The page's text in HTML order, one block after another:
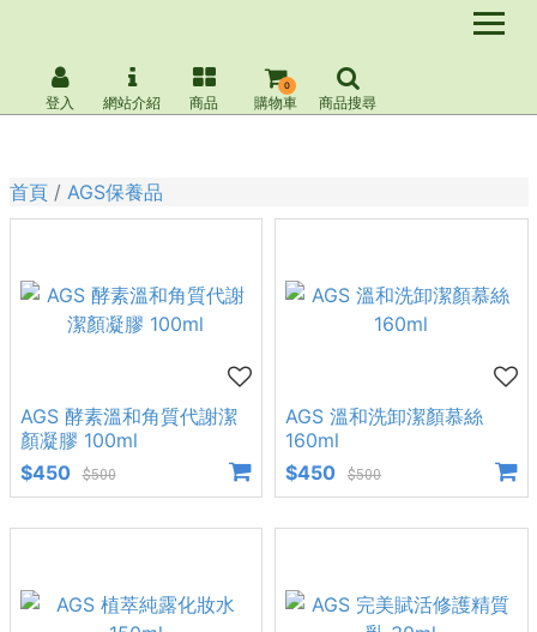
登入 網站介紹 商品 購物車
0
商品搜尋
首頁 AGS保養品
AGS 酵素溫和角質代謝潔
顏凝膠 100ml
$450
$500
AGS 溫和洗卸潔顏慕絲
160ml
$450
$500